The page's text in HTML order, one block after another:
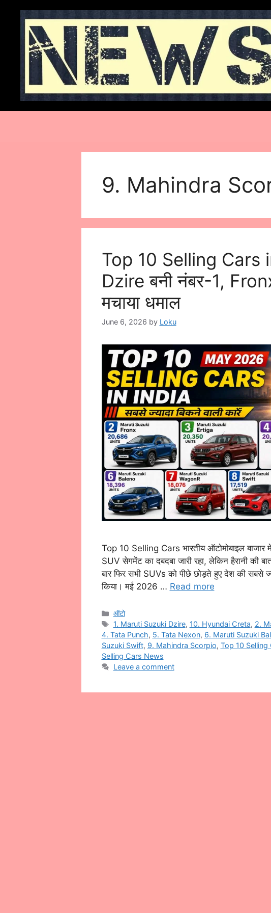
content
9. Mahindra
Top 10 Selling Cars
Dzire बनी नंबर-1,
मचाया धमाल
June 6, 2026 by Loku
Top 10 Selling Cars भारतीय ऑटोमोबाइल बाजार
SUV सेगमेंट का दबदबा जारी रहा, लेकिन हैरानी
बार फिर सभी SUVs को पीछे छोड़ते हुए देश की सबसे
किया। मई 2026 … Read more
Categories
ऑटो
Tags
1. Maruti Suzuki Dzire, 10. Hyundai Creta, 2.
4. Tata Punch, 5. Tata Nexon, 6. Maruti Suzuki
Suzuki Swift, 9. Mahindra Scorpio, Top 10 Selling
Selling Cars News
Leave a comment